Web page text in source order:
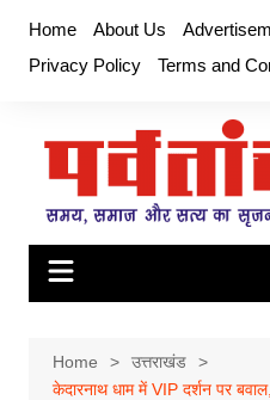
content
Home About Us
Privacy Policy
Terms and
Home
उत्तराखंड
केदारनाथ धाम में VIP दर्शन पर